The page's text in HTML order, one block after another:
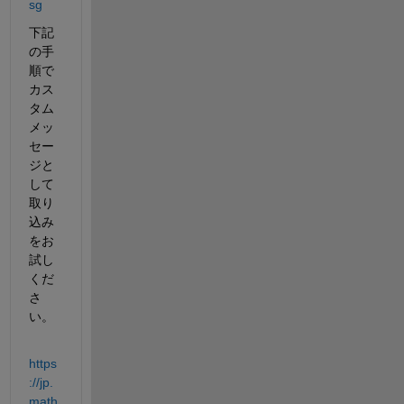
sg
下記
の手
順で
カス
タム
メッ
セー
ジと
して
取り
込み
をお
試し
くだ
さ
い。
https
://jp.